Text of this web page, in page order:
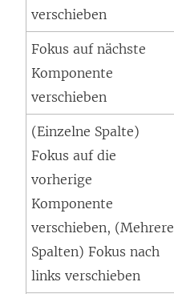
verschieben
Fokus auf nächste
Komponente
verschieben
(Einzelne Spalte)
Fokus auf die
vorherige
Komponente
verschieben, (Mehrere
Spalten) Fokus nach
links verschieben